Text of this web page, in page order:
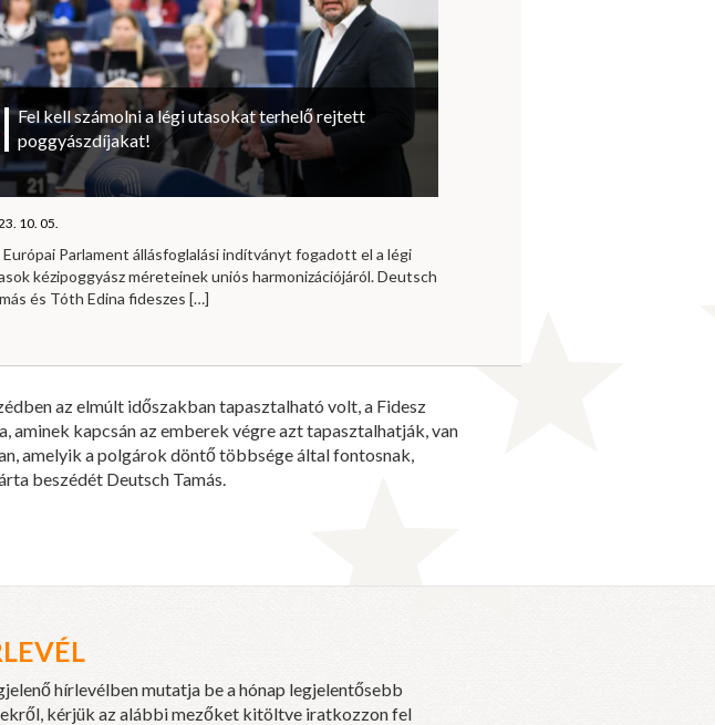
Fel kell számolni a légi utasokat terhelő rejtett
poggyászdíjakat!
10. 05.
Európai Parlament állásfoglalási indítványt fogadott el a légi
kézipoggyász méreteinek uniós harmonizációjáról. Deutsch
és Tóth Edina fideszes […]
az elmúlt időszakban tapasztalható volt, a Fidesz
kapcsán az emberek végre azt tapasztalhatják, van
amelyik a polgárok döntő többsége által fontosnak,
beszédét Deutsch Tamás.
hírlevélben mutatja be a hónap legjelentősebb
kérjük az alábbi mezőket kitöltve iratkozzon fel